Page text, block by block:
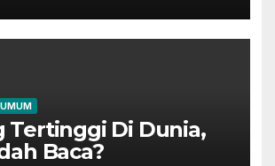
Tertinggi Di Dunia,
Baca?